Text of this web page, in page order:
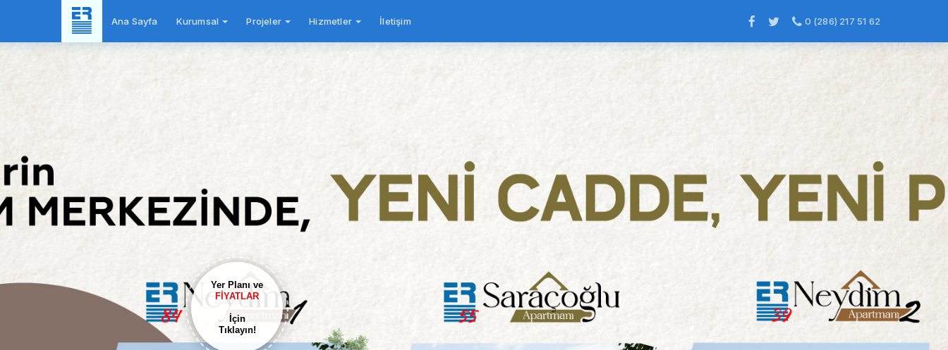
Ana Sayfa Kurumsal Projeler Hizmetler İletişim 0 (286) 217 51 62
Yer Planı ve
FİYATLAR
İçin
Tıklayın!